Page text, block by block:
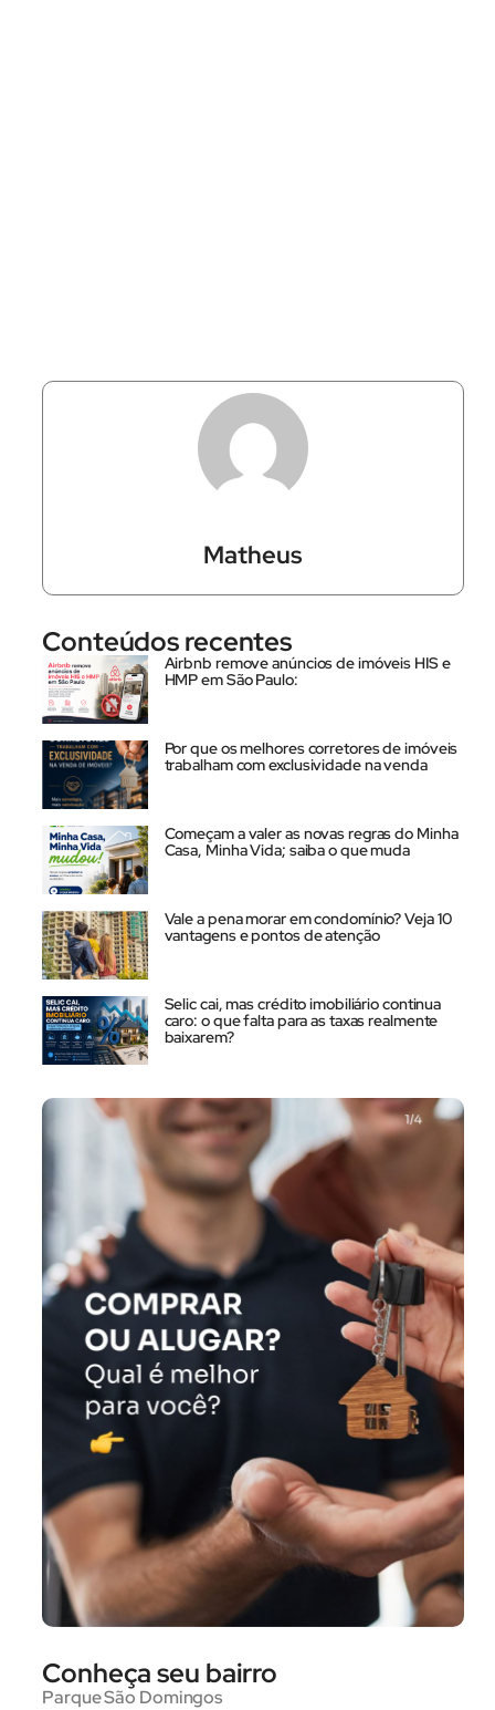
Matheus
Conteúdos recentes
Airbnb remove anúncios de imóveis HIS e
HMP em São Paulo:
Por que os melhores corretores de imóveis
trabalham com exclusividade na venda
Começam a valer as novas regras do Minha
Casa, Minha Vida; saiba o que muda
Vale a pena morar em condomínio? Veja 10
vantagens e pontos de atenção
Selic cai, mas crédito imobiliário continua
caro: o que falta para as taxas realmente
baixarem?
Conheça seu bairro
Parque São Domingos